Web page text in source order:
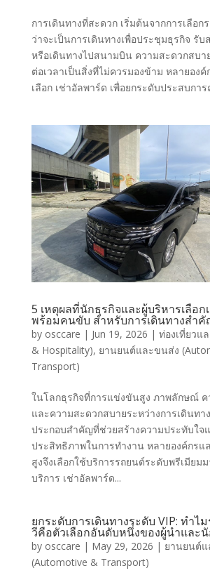
การเดินทางที่สะดวก เริ่มต้นจากการเลือก
ว่าจะเป็นการเดินทางเพื่อประชุมธุรกิจ รั
หรือเดินทางไปสนามบิน ความสะดวกสบา
ต่อเวลาเป็นสิ่งที่ไม่ควรมองข้าม หลายอง
เลือก เช่าอัลพาร์ด เพื่อยกระดับประสบกา
5 เหตุผลที่นักธุรกิจและผู้บริหารเลือก
พร้อมคนขับ สำหรับการเดินทางสำ
by osccare | Jun 19, 2026 | ท่องเที่ยวแ
& Hospitality), ยานยนต์และขนส่ง
Transport)
ในโลกธุรกิจที่การแข่งขันสูง ภาพลักษณ์ ค
และความสะดวกสบายระหว่างการเดินทา
ประกอบสำคัญที่ช่วยสร้างความประทับใจ
ประสิทธิภาพในการทำงาน หลายองค์กรแ
สูงจึงเลือกใช้บริการรถยนต์ระดับพรีเมียม
บริการ เช่าอัลพาร์ด...
ยกระดับการเดินทางระดับ VIP: ทำไ
วีคือตัวเลือกอันดับหนึ่งของผู้นำและ
by osccare | May 29, 2026 | ยานยนต์
(Automotive & Transport)